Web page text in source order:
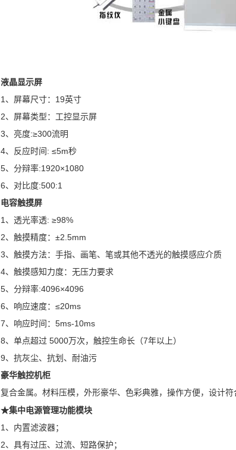
液晶显示屏
1、屏幕尺寸：19英寸
2、屏幕类型：工控显示屏
3、亮度:≥300流明
4、反应时间: ≤5m秒
5、分辩率:1920×1080
6、对比度:500:1
电容触摸屏
1、透光率透: ≥98%
2、触摸精度：±2.5mm
3、触摸方法：手指、画笔、笔或其他不透光的触摸感应介质
4、触摸感知力度：无压力要求
5、分辩率:4096×4096
6、响应速度：≤20ms
7、响应时间：5ms-10ms
8、单点超过 5000万次，触控生命长（7年以上）
9、抗灰尘、抗划、耐油污
豪华触控机柜
复合金属。材料压模，外形豪华、色彩典雅，操作方便，设计
★集中电源管理功能模块
1、内置滤波器；
2、具有过压、过流、短路保护；